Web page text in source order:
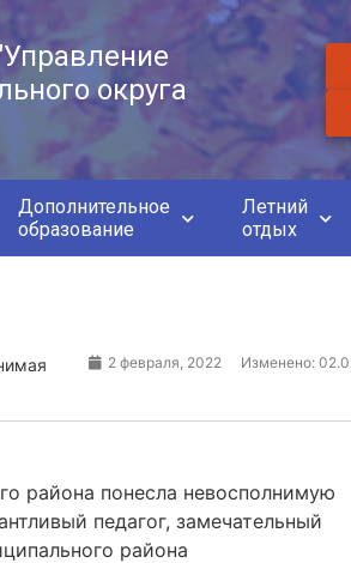
округа
Дополнительное
образование
Летний
отдых
2 февраля, 2022 Изменено:
района понесла невосполнимую
педагог, замечательный
района